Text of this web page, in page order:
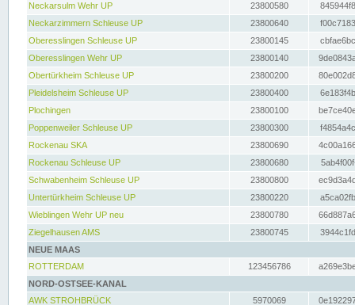
Neckarsulm Wehr UP
23800580
Neckarzimmern Schleuse UP
23800640
Oberesslingen Schleuse UP
23800145
Oberesslingen Wehr UP
23800140
Obertürkheim Schleuse UP
23800200
Pleidelsheim Schleuse UP
23800400
Plochingen
23800100
Poppenweiler Schleuse UP
23800300
Rockenau SKA
23800690
Rockenau Schleuse UP
23800680
Schwabenheim Schleuse UP
23800800
Untertürkheim Schleuse UP
23800220
Wieblingen Wehr UP neu
23800780
Ziegelhausen AMS
23800745
NEUE MAAS
ROTTERDAM
123456786
NORD-OSTSEE-KANAL
AWK STROHBRÜCK
5970069